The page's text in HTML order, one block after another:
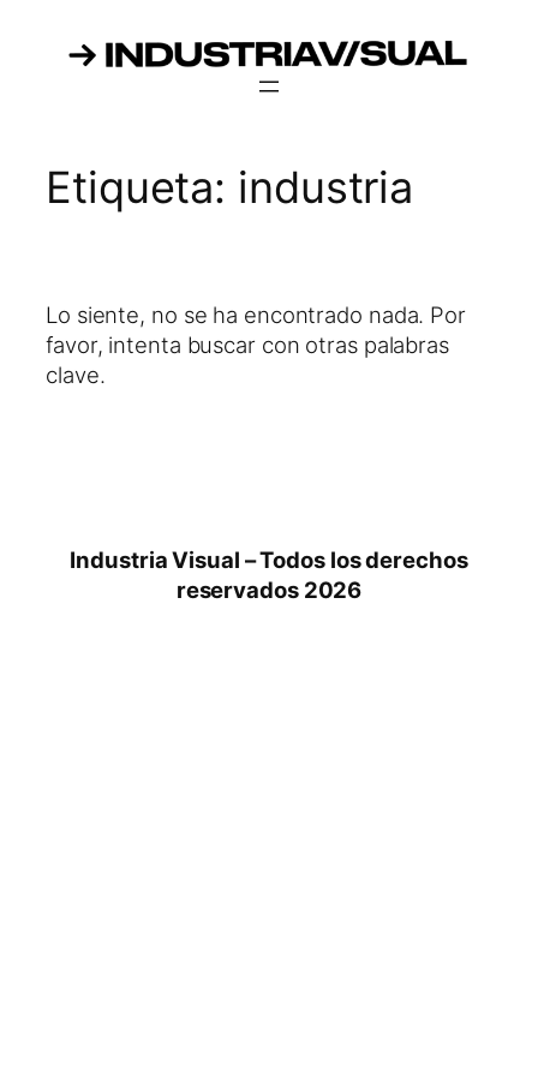
Etiqueta: industria
Lo siente, no se ha encontrado nada. Por
favor, intenta buscar con otras palabras
clave.
Industria Visual – Todos los derechos
reservados 2026